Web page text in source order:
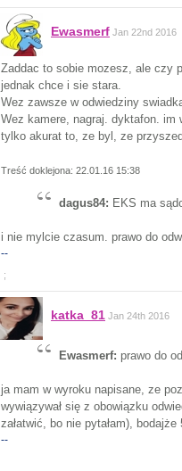
Ewasmerf Jan 22nd 2016
Zaddac to sobie mozesz, ale czy
jednak chce i sie stara.
Wez zawsze w odwiedziny
Wez kamere, nagraj. dyktafon. im
tylko akurat to, ze byl, ze
Treść doklejona: 22.01.16 15:38
dagus84: EKS ma
i nie mylcie czasum. prawo do
--
;
katka_81 Jan 24th 2016
Ewasmerf: prawo do
ja mam w wyroku napisane, ze
wywiązywał się z obowiązku
załatwić, bo nie pytałam),
--